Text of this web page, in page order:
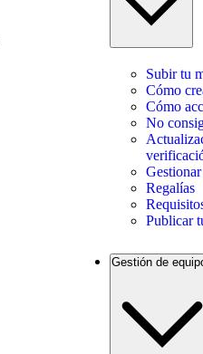
Subir tu
Cómo
Cómo
No
Regalías
Publicar
Gestión de